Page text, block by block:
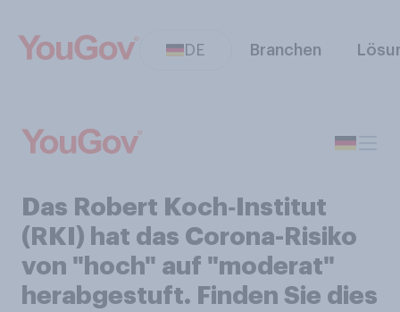
DE Branchen
Das Robert Koch‑Institut
(RKI) hat das Corona-Risiko
von "hoch" auf "moderat"
herabgestuft. Finden Sie dies